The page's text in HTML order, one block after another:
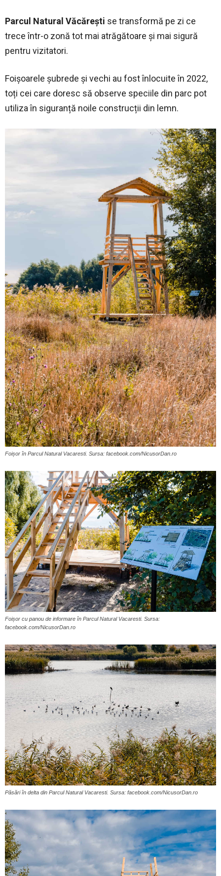
Parcul Natural Văcărești se transformă pe zi ce
trece într-o zonă tot mai atrăgătoare și mai sigură
pentru vizitatori.
Foișoarele șubrede și vechi au fost înlocuite în 2022,
toți cei care doresc să observe speciile din parc pot
utiliza în siguranță noile construcții din lemn.
Foișor în Parcul Natural Vacaresti. Sursa: facebook.com/NicusorDan.ro
Foișor cu panou de informare în Parcul Natural Vacaresti. Sursa:
facebook.com/NicusorDan.ro
Păsări în delta din Parcul Natural Vacaresti. Sursa: facebook.com/NicusorDan.ro